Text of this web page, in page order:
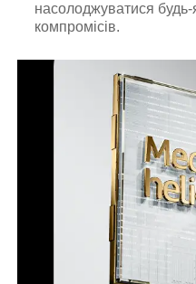
насолоджуватися
компромісів.